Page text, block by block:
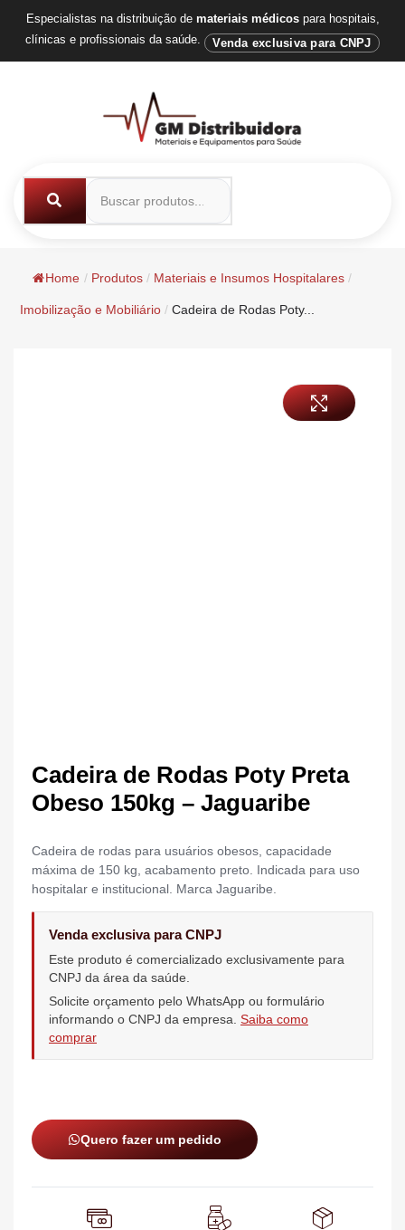
Especialistas na distribuição de materiais médicospara hospitais,
clínicas e profissionais da saúde.
Venda exclusiva para CNPJ
Home / Produtos / Materiais e Insumos Hospitalares /
Imobilização e Mobiliário / Cadeira de Rodas Poty...
Cadeira de Rodas Poty Preta
Obeso 150kg – Jaguaribe
Cadeira de rodas para usuários obesos, capacidade
máxima de 150 kg, acabamento preto. Indicada para uso
hospitalar e institucional. Marca Jaguaribe.
Venda exclusiva para CNPJ
Este produto é comercializado exclusivamente para
CNPJ da área da saúde.
Solicite orçamento pelo WhatsApp ou formulário
informando o CNPJ da empresa. Saiba como
comprar
Quero fazer um pedido